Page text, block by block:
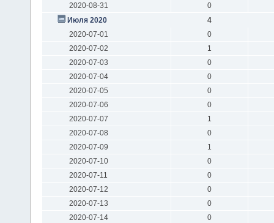
2020-08-31
0
Июля 2020
4
2020-07-01
0
2020-07-02
1
2020-07-03
0
2020-07-04
0
2020-07-05
0
2020-07-06
0
2020-07-07
1
2020-07-08
0
2020-07-09
1
2020-07-10
0
2020-07-11
0
2020-07-12
0
2020-07-13
0
2020-07-14
0